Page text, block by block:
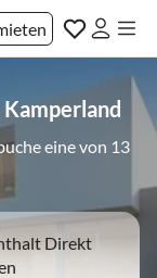
eine von 13
Direkt